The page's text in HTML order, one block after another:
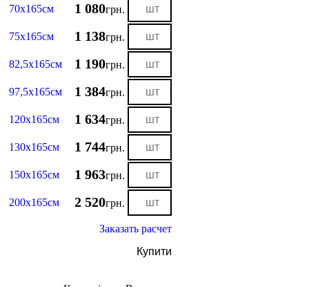
70х165см 1 080грн.
75х165см 1 138грн.
82,5х165см 1 190грн.
97,5х165см 1 384грн.
120х165см 1 634грн.
130х165см 1 744грн.
150х165см 1 963грн.
200х165см 2 520грн.
Заказать расчет
Купити